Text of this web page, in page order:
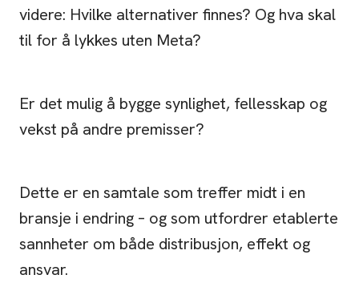
videre: Hvilke alternativer finnes? Og hva skal
til for å lykkes uten Meta?
Er det mulig å bygge synlighet, fellesskap og
vekst på andre premisser?
Dette er en samtale som treffer midt i en
bransje i endring – og som utfordrer etablerte
sannheter om både distribusjon, effekt og
ansvar.